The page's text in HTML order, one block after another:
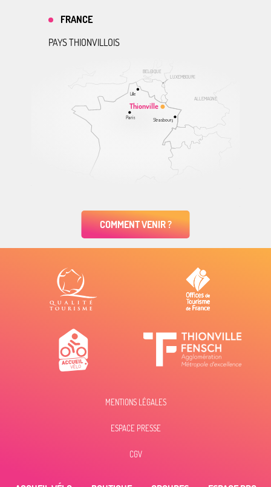
ALLEMAGNE
BELGIQUE
LUXEMBOURG
Thionville
Lille
Paris Strasbourg
FRANCE
PAYS THIONVILLOIS
COMMENT VENIR ?
MENTIONS LÉGALES
ESPACE PRESSE
CGV